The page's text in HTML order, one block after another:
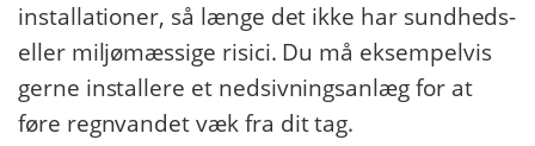
installationer, så længe det ikke har sundheds-
eller miljømæssige risici. Du må eksempelvis
gerne installere et nedsivningsanlæg for at
føre regnvandet væk fra dit tag.